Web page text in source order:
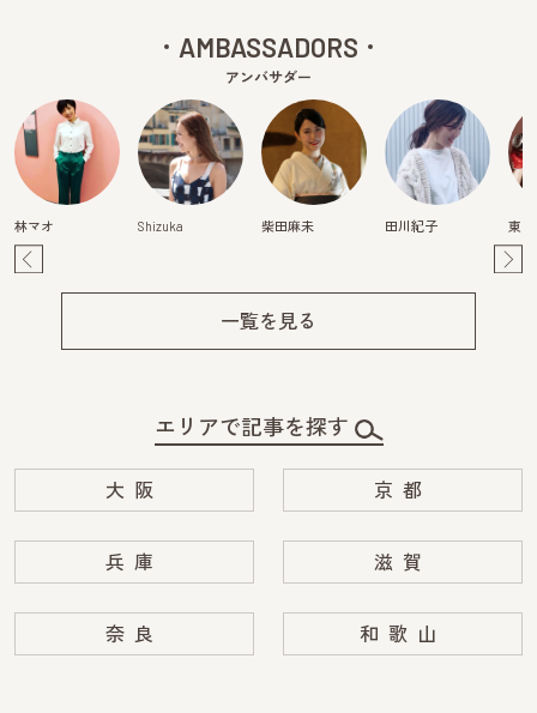
AMBASSADORS
アンバサダー
林マオ Shizuka 柴田麻未 田川紀子 東真
一覧を見る
エリアで記事を探す
大阪 京都
兵庫 滋賀
奈良 和歌山